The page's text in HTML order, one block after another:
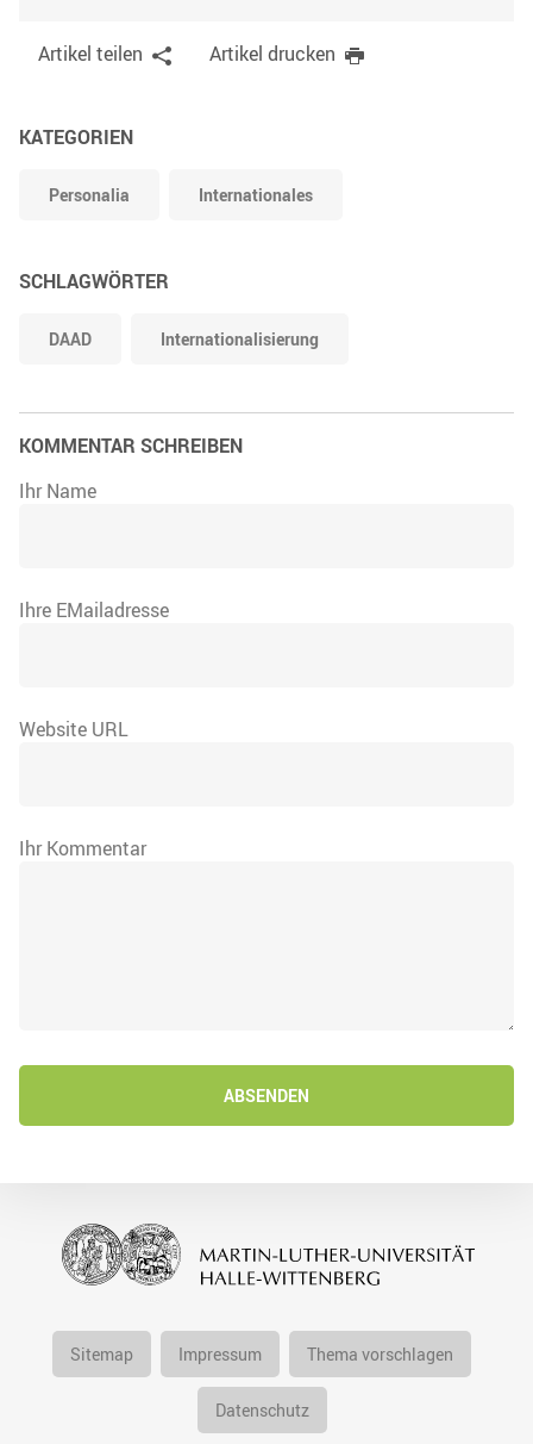
Artikel teilen Artikel drucken
KATEGORIEN
Personalia Internationales
SCHLAGWÖRTER
DAAD Internationalisierung
KOMMENTAR SCHREIBEN
Ihr Name
Ihre EMailadresse
Website URL
Ihr Kommentar
ABSENDEN
Sitemap Impressum Thema vorschlagen
Datenschutz